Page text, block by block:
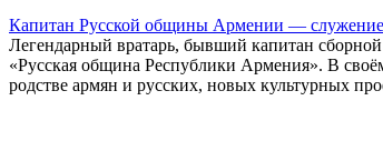
Капитан Русской общины Армении —
Легендарный вратарь, бывший капитан
«Русская община Республики Армения». В
родстве армян и русских, новых культурных